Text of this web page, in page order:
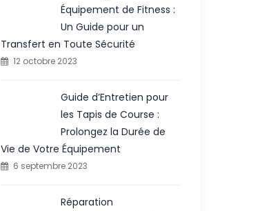
Équipement de Fitness :
Un Guide pour un
Transfert en Toute Sécurité
12 octobre 2023
Guide d’Entretien pour
les Tapis de Course :
Prolongez la Durée de
Vie de Votre Équipement
6 septembre 2023
Réparation